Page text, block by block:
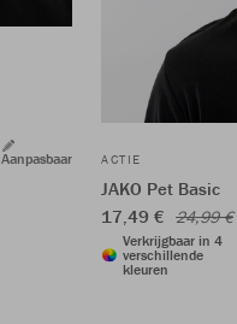
Aanpasbaar ACTIE
JAKO Pet Basic
17,49 € 24,99 €
Verkrijgbaar in 4
verschillende
kleuren